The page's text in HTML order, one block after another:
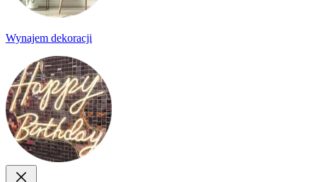
Wynajem dekoracji